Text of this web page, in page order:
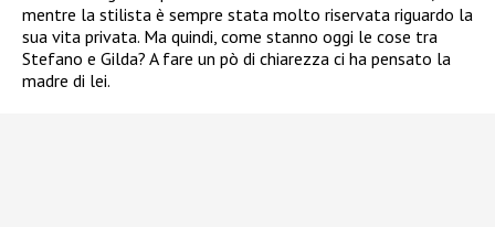
mentre la stilista è sempre stata molto riservata riguardo la
sua vita privata. Ma quindi, come stanno oggi le cose tra
Stefano e Gilda? A fare un pò di chiarezza ci ha pensato la
madre di lei.